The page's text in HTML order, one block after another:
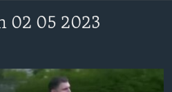
02 05 2023